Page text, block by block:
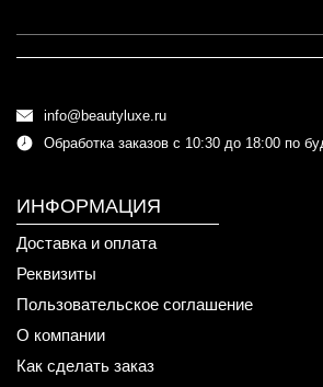
info@beautyluxe.ru
Обработка заказов с 10:30 до 18:00 по
ИНФОРМАЦИЯ
Доставка и оплата
Реквизиты
Пользовательское соглашение
О компании
Как сделать заказ